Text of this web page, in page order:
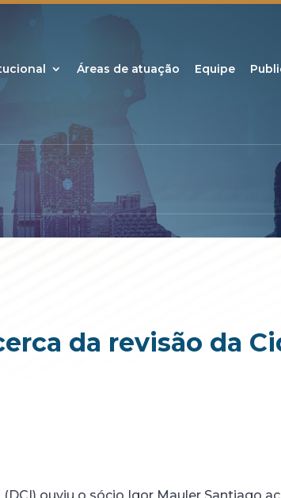
Áreas de atuação Equipe
da revisão da